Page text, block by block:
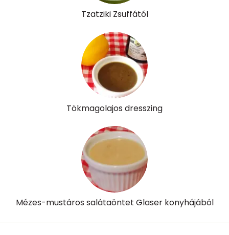
Tzatziki Zsuffától
Tökmagolajos dresszing
Mézes-mustáros salátaöntet Glaser konyhájából